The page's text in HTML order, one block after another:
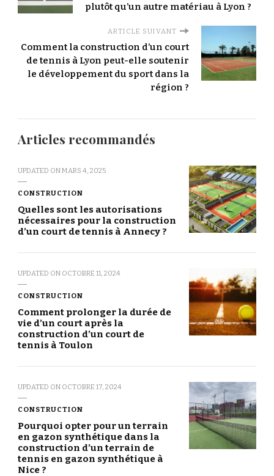
plutôt qu’un autre matériau à Lyon ?
ARTICLE SUIVANT
Comment la construction d’un court
de tennis à Lyon peut-elle soutenir
le développement du sport dans la
région ?
Articles recommandés
UPDATED ONMARS 4, 2025
CONSTRUCTION
Quelles sont les autorisations
nécessaires pour la construction
d’un court de tennis à Annecy ?
UPDATED ON OCTOBRE 11, 2024
CONSTRUCTION
Comment prolonger la durée de
vie d’un court après la
construction d’un court de
tennis à Toulon
UPDATED ON OCTOBRE 17, 2024
CONSTRUCTION
Pourquoi opter pour un terrain
en gazon synthétique dans la
construction d’un terrain de
tennis en gazon synthétique à
Nice ?